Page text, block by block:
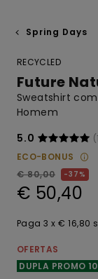
Spring Days
RECYCLED
Future
Sweatshirt
Homem
5.0
ECO-BONUS
€ 80,00
37%
€ 50,40
Paga 3 x € 16,80
OFERTAS
DUPLA PROMO